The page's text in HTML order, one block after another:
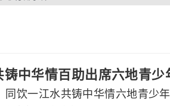
铸中华情百助出席六地青
同饮一江水共铸中华情六地青少